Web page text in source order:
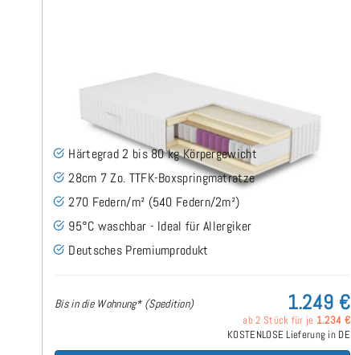
FLAVUS H2 (95° Bezug) TTFK Matratze 80x200 cm -
Sonderanfertigung
Härtegrad 2 bis 80 kg Körpergewicht
28cm 7 Zo. TTFK-Boxspringmatratze
270 Federn/m² (540 Federn/2m²)
95°C waschbar - Ideal für Allergiker
Deutsches Premiumprodukt
Bis in die Wohnung* (Spedition) 1.249 €
ab 2 Stück für je 1.234 €
KOSTENLOSE Lieferung in DE